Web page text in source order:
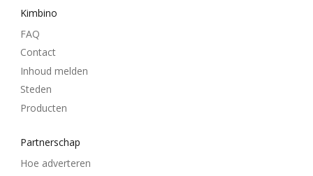
Kimbino
FAQ
Contact
Inhoud melden
Steden
Producten
Partnerschap
Hoe adverteren